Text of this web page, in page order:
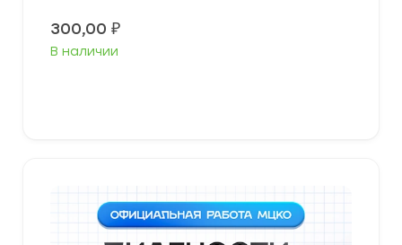
300,00 ₽
В наличии